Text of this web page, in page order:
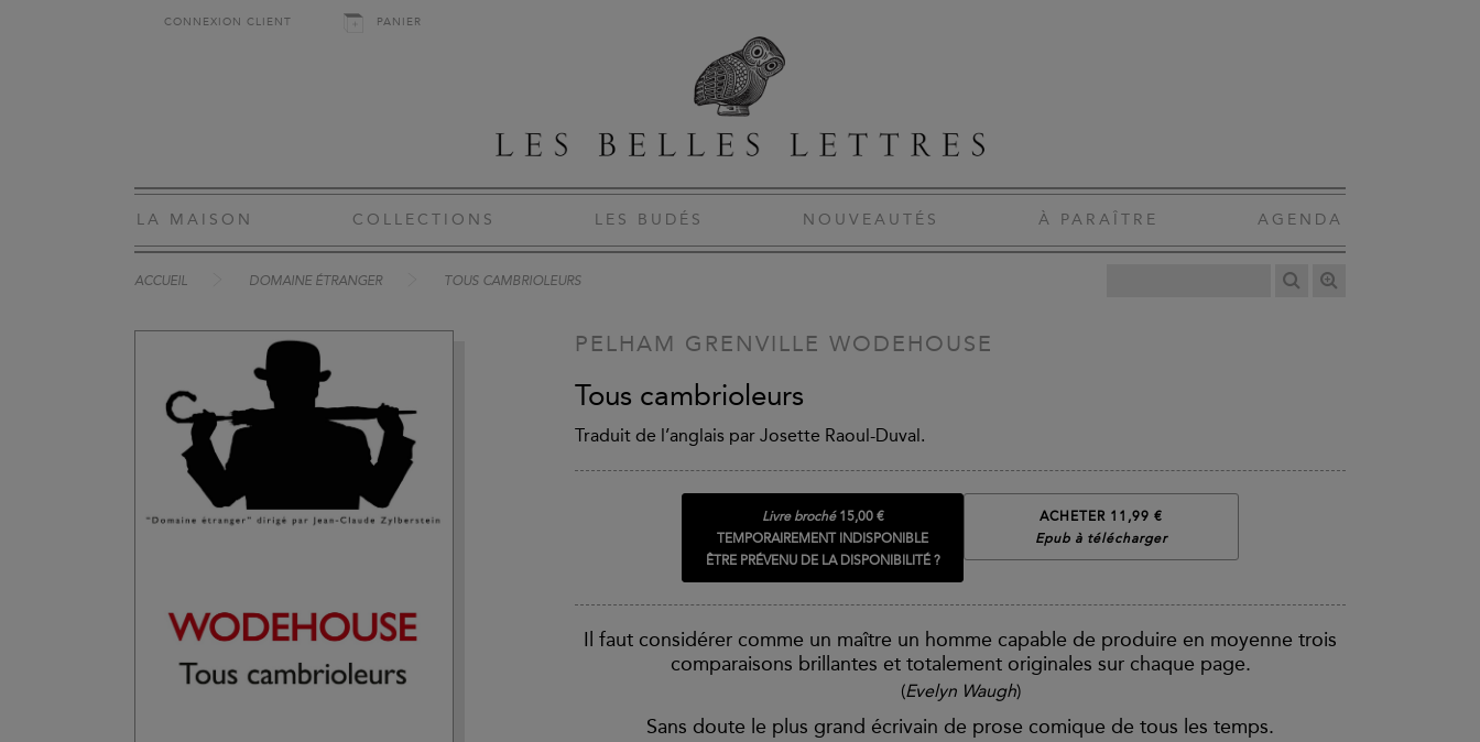
CONNEXION CLIENT PANIER
LA MAISON COLLECTIONS LES BUDÉS NOUVEAUTÉS À PARAÎTRE AGENDA
ACCUEIL DOMAINE ÉTRANGER TOUS CAMBRIOLEURS
PELHAM GRENVILLE WODEHOUSE
Tous cambrioleurs
Traduit de l’anglais par Josette Raoul-Duval.
Livre broché 15,00 €
TEMPORAIREMENT INDISPONIBLE
ÊTRE PRÉVENU DE LA DISPONIBILITÉ ?
ACHETER 11,99 €
Epub à télécharger
Il faut considérer comme un maître un homme capable de produire en moyenne trois
comparaisons brillantes et totalement originales sur chaque page.
(Evelyn Waugh)
Sans doute le plus grand écrivain de prose comique de tous les temps.